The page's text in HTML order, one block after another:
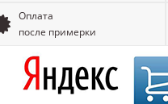
Оплата
после примерки